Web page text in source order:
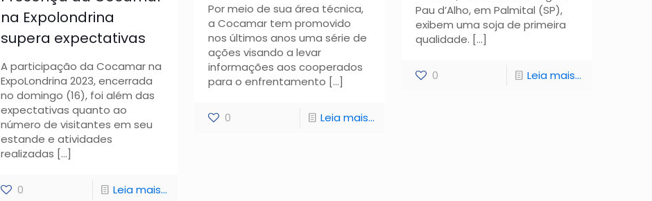
na Expolondrina
supera expectativas
A participação da Cocamar na
ExpoLondrina 2023, encerrada
no domingo (16), foi além das
expectativas quanto ao
número de visitantes em seu
estande e atividades
realizadas […]
0 Leia mais...
Por meio de sua área técnica,
a Cocamar tem promovido
nos últimos anos uma série de
ações visando a levar
informações aos cooperados
para o enfrentamento […]
0 Leia mais...
Pau d’Alho, em Palmital (SP),
exibem uma soja de primeira
qualidade. […]
0 Leia mais...